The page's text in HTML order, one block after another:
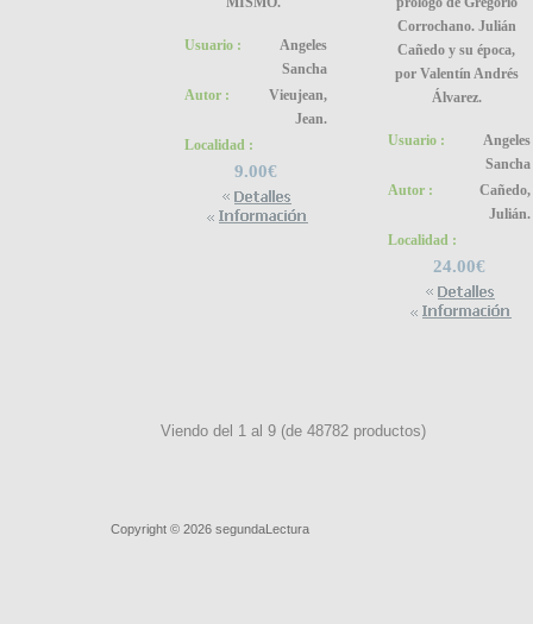
Usuario :
Angeles
Sancha
Autor :
Vieujean,
Jean.
Localidad :
9.00€
Corrochano. Julián
Cañedo y su época,
por Valentín Andrés
Álvarez.
Usuario :
Angeles
Sancha
Autor :
Cañedo,
Julián.
Localidad :
24.00€
Viendo del 1 al 9 (de 48782 productos)
Copyright © 2026 segundaLectura